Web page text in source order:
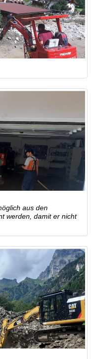
aus den
werden, damit er nicht